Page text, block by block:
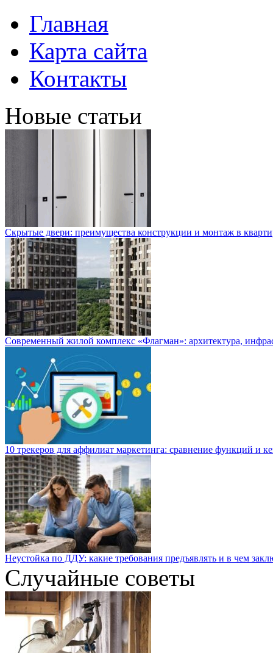
Главная
Карта сайта
Контакты
Новые статьи
Скрытые двери: преимущества конструкции и монтаж в
Современный жилой комплекс «Флагман»: архитектура,
10 трекеров для аффилиат маркетинга: сравнение функций и
Неустойка по ДДУ: какие требования предъявлять и в чем
Случайные советы